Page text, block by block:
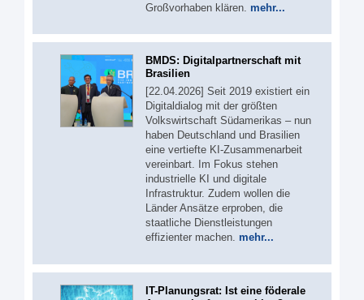
Großvorhaben klären. mehr...
BMDS: Digitalpartnerschaft mit
Brasilien
[22.04.2026] Seit 2019 existiert ein
Digitaldialog mit der größten
Volkswirtschaft Südamerikas – nun
haben Deutschland und Brasilien
eine vertiefte KI-Zusammenarbeit
vereinbart. Im Fokus stehen
industrielle KI und digitale
Infrastruktur. Zudem wollen die
Länder Ansätze erproben, die
staatliche Dienstleistungen
effizienter machen. mehr...
IT-Planungsrat: Ist eine föderale